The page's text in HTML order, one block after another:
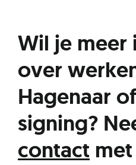
Wil je meer
over
Hagenaar
signing?
contact